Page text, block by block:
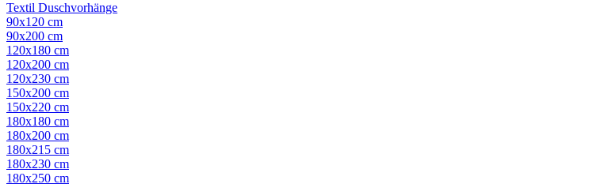
Textil Duschvorhänge
90x120 cm
90x200 cm
120x180 cm
120x200 cm
120x230 cm
150x200 cm
150x220 cm
180x180 cm
180x200 cm
180x215 cm
180x230 cm
180x250 cm